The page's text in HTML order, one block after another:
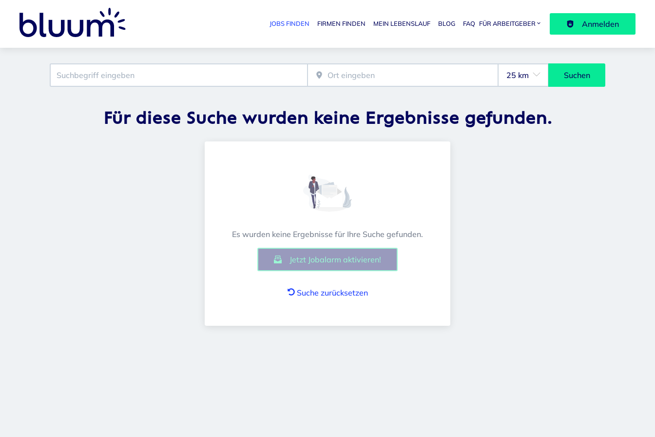
Haupt-Navigation
JOBS FINDEN FIRMEN FINDEN MEIN LEBENSLAUF BLOG FAQ FÜR ARBEITGEBER Anmelden
Suchen
Für diese Suche wurden keine Ergebnisse gefunden.
Es wurden keine Ergebnisse für Ihre Suche gefunden.
Jetzt Jobalarm aktivieren!
Suche zurücksetzen